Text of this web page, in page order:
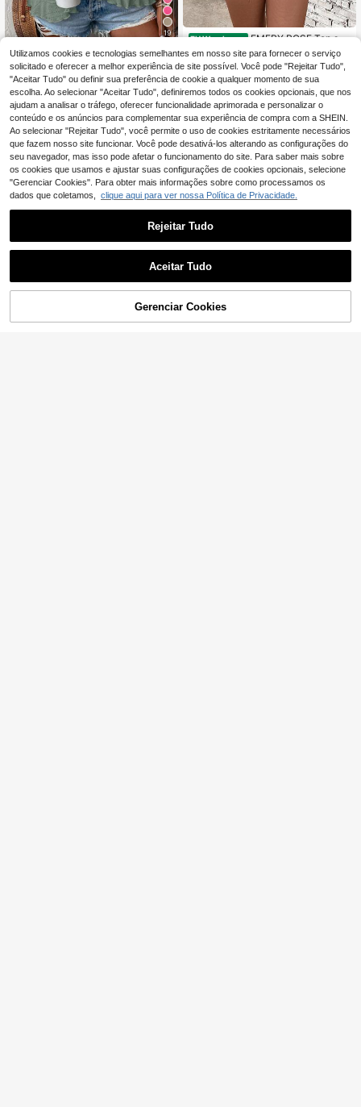
19
EU Warehouse SHEIN EMERY ROSE
CURVE Nova regata feminina plus s
ize de malha jacquard macia para f
érias
10,99€
EU Warehouse EMERY ROSE Top se
m mangas feminino plus size com g
alhos e estampa floral, casual, para
o verão
10 ,49€
COMPRE AGORA
Utilizamos cookies e tecnologias semelhantes em nosso site para fornecer o serviço
solicitado e oferecer a melhor experiência de site possível. Você pode "Rejeitar Tudo",
"Aceitar Tudo" ou definir sua preferência de cookie a qualquer momento de sua
escolha. Ao selecionar "Aceitar Tudo", definiremos todos os cookies opcionais, que nos
ajudam a analisar o tráfego, oferecer funcionalidade aprimorada e personalizar o
conteúdo e os anúncios para complementar sua experiência de compra com a SHEIN.
Ao selecionar "Rejeitar Tudo", você permite o uso de cookies estritamente necessários
que fazem nosso site funcionar. Você pode desativá-los alterando as configurações do
seu navegador, mas isso pode afetar o funcionamento do site. Para saber mais sobre
os cookies que usamos e ajustar suas configurações de cookies opcionais, selecione
"Gerenciar Cookies". Para obter mais informações sobre como processamos os
dados que coletamos, clique aqui para ver nossa Política de Privacidade.
Rejeitar Tudo
Aceitar Tudo
Gerenciar Cookies